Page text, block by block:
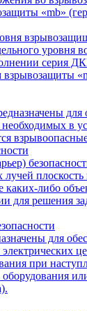
«mb»
уровня
серия
для
в
лучей
каких-либо
для решения
для
при